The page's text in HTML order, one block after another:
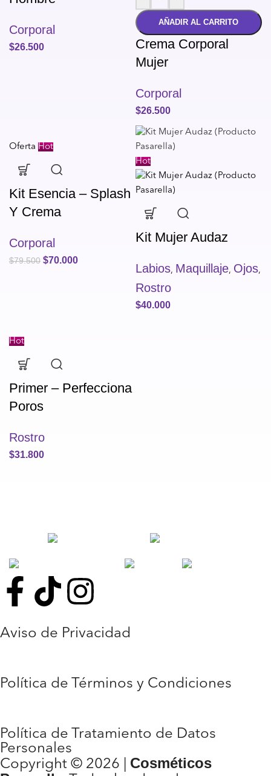
Corporal
$26.500
AÑADIR AL CARRITO
Crema Corporal
Mujer
Corporal
$26.500
Oferta Hot
Kit Esencia – Splash
Y Crema
Corporal
$79.500 $70.000
Hot
Kit Mujer Audaz
Labios, Maquillaje, Ojos,
Rostro
$40.000
Hot
Primer – Perfecciona
Poros
Rostro
$31.800
Aviso de Privacidad
Política de Términos y Condiciones
Política de Tratamiento de Datos
Personales
Copyright © 2026 | Cosméticos